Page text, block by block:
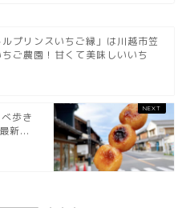
ルプリンスいちご縁」は川越市笠
ご農園！甘くて美味しいいち
歩き
新...